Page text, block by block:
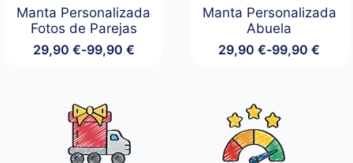
Manta Personalizada
Fotos de Parejas
29,90 €-99,90 €
Rango
desde
29,90 €
hasta
99,90 €
Manta Personalizada
Abuela
29,90€-99,90€
Rango
29,90 €
hasta
99,90 €